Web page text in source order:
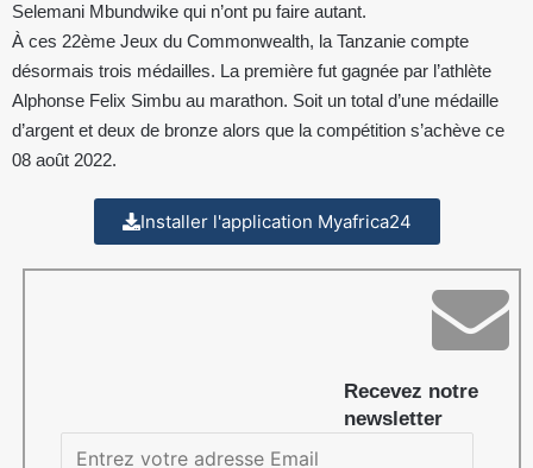
Selemani Mbundwike qui n’ont pu faire autant.
À ces 22ème Jeux du Commonwealth, la Tanzanie compte
désormais trois médailles. La première fut gagnée par l’athlète
Alphonse Felix Simbu au marathon. Soit un total d’une médaille
d’argent et deux de bronze alors que la compétition s’achève ce
08 août 2022.
Installer l'application Myafrica24
Recevez notre
newsletter